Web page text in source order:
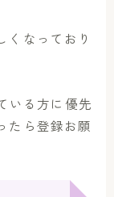
くなっており
いる方に優先
たら登録お願